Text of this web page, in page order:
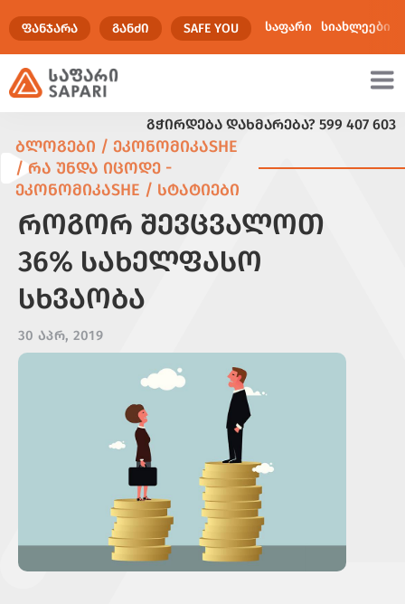
ᲤᲐᲜᲯᲐᲠᲐ ᲒᲐᲜᲫᲘ SAFE YOU საფარი სიახლეები
ᲒᲭᲘᲠᲓᲔᲑᲐ ᲓᲐᲮᲛᲐᲠᲔᲑᲐ? 599 407 603
ᲑᲚᲝᲒᲔᲑᲘ / ᲔᲙᲝᲜᲝᲛᲘᲙᲐSHE
/ ᲠᲐ ᲣᲜᲓᲐ ᲘᲪᲝᲓᲔ -
ᲔᲙᲝᲜᲝᲛᲘᲙᲐSHE / ᲡᲢᲐᲢᲘᲔᲑᲘ
ᲠᲝᲒᲝᲠ ᲨᲔᲕᲪᲕᲐᲚᲝᲗ
36% ᲡᲐᲮᲔᲚᲤᲐᲡᲝ
ᲡᲮᲕᲐᲝᲑᲐ
30 ᲐᲞᲠ, 2019